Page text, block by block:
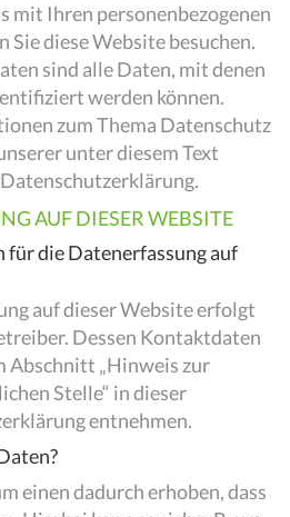
mit Ihren personenbezogenen
Sie diese Website besuchen.
sind alle Daten, mit denen
werden können.
zum Thema Datenschutz
unter diesem Text
AUF DIESER WEBSITE
die Datenerfassung auf
auf dieser Website erfolgt
Dessen Kontaktdaten
Abschnitt „Hinweis zur
Stelle“ in dieser
entnehmen.
einen dadurch erhoben, dass